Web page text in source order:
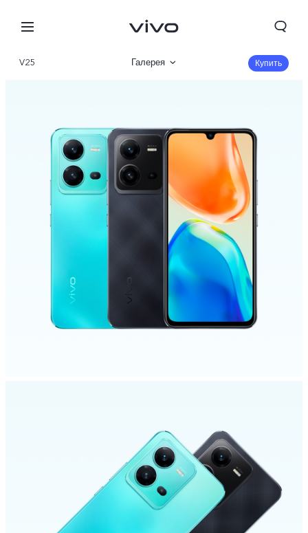
Azerbaijan | Выберите страну/регион
V25 Галерея
Характеристики
Купить